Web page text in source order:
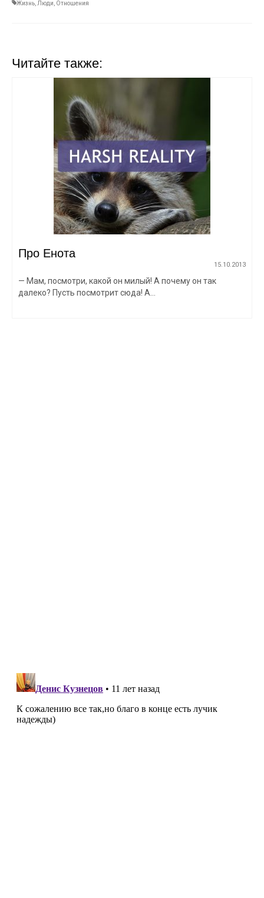
Жизнь,Люди, Отношения
Читайте также:
Про Енота
15.10.2013
— Мам, посмотри, какой он милый! А почему он так
далеко? Пусть посмотрит сюда! А...